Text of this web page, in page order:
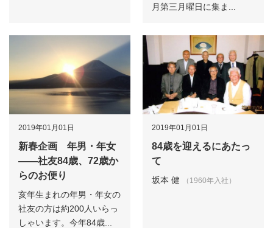
月第三月曜日に集ま...
2019年01月01日
新春企画 年男・年女
――社友84歳、72歳か
らのお便り
亥年生まれの年男・年女の
社友の方は約200人いらっ
しゃいます。今年84歳...
2019年01月01日
84歳を迎えるにあたっ
て
坂本 健 （1960年入社）